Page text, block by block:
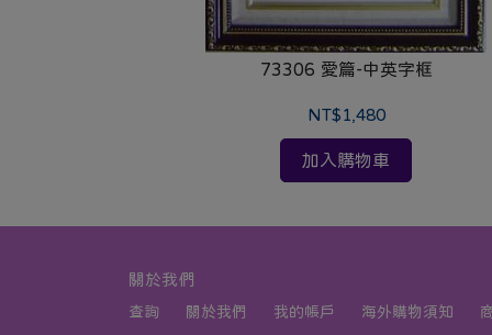
73306 愛篇-中英字框
NT$1,480
加入購物車
關於我們
查詢 關於我們 我的帳戶 海外購物須知